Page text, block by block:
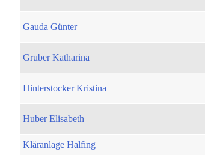
Gauda Günter
Gruber Katharina
Hinterstocker Kristina
Huber Elisabeth
Kläranlage Halfing